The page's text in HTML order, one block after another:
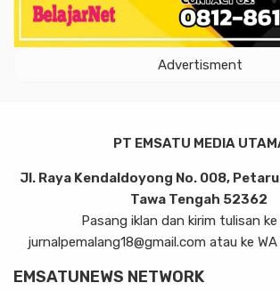
Advertisment
PT EMSATU MEDIA
Jl. Raya Kendaldoyong No. 008,
Tawa Tengah 52362
Pasang iklan dan kirim tulisan ke
jurnalpemalang18@gmail.com atau ke
EMSATUNEWS NETWORK